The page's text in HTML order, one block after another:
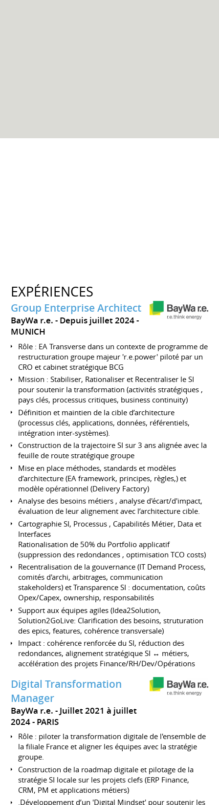
EXPÉRIENCES
Group Enterprise Architect
BayWa r.e.
Depuis juillet 2024
MUNICH
Rôle : EA Transverse dans un contexte de programme de
restructuration groupe majeur 'r.e.power' piloté par un
CRO et cabinet stratégique BCG
Mission : Stabiliser, Rationaliser et Recentraliser le SI
pour soutenir la transformation (activités stratégiques ,
pays clés, processus critiques, business continuity)
Définition et maintien de la cible d’architecture
(processus clés, applications, données, référentiels,
intégration inter-systèmes).
Construction de la trajectoire SI sur 3 ans alignée avec la
feuille de route stratégique groupe
Mise en place méthodes, standards et modèles
d’architecture (EA framework, principes, règles,) et
modèle opérationnel (Delivery Factory)
Analyse des besoins métiers , analyse d'écart/d'impact,
évaluation de leur alignement avec l’architecture cible.
Cartographie SI, Processus , Capabilités Métier, Data et
Interfaces
Rationalisation de 50% du Portfolio applicatif
(suppression des redondances , optimisation TCO costs)
Recentralisation de la gouvernance (IT Demand Process,
comités d'archi, arbitrages, communication
stakeholders) et Transparence SI : documentation, coûts
Opex/Capex, ownership, responsabilités
Support aux équipes agiles (Idea2Solution,
Solution2GoLive: Clarification des besoins, struturation
des epics, features, cohérence transversale)
Impact : cohérence renforcée du SI, réduction des
redondances, alignement stratégique SI ↔ métiers,
accélération des projets Finance/RH/Dev/Opérations
Digital Transformation
Manager
BayWa r.e.
Juillet 2021 à juillet
2024 PARIS
Rôle : piloter la transformation digitale de l'ensemble de
la filiale France et aligner les équipes avec la stratégie
groupe.
Construction de la roadmap digitale et pilotage de la
stratégie SI locale sur les projets clefs (ERP Finance,
CRM, PM et applications métiers)
.Développement d’un 'Digital Mindset' pour soutenir les